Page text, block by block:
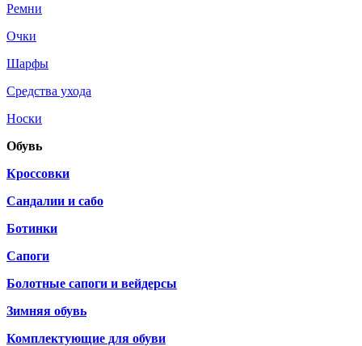
Ремни
Очки
Шарфы
Средства ухода
Носки
Обувь
Кроссовки
Сандалии и сабо
Ботинки
Сапоги
Болотные сапоги и вейдерсы
Зимняя обувь
Комплектующие для обуви